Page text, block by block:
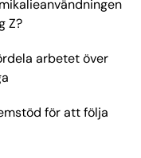
Z?
arbetet över
för att följa